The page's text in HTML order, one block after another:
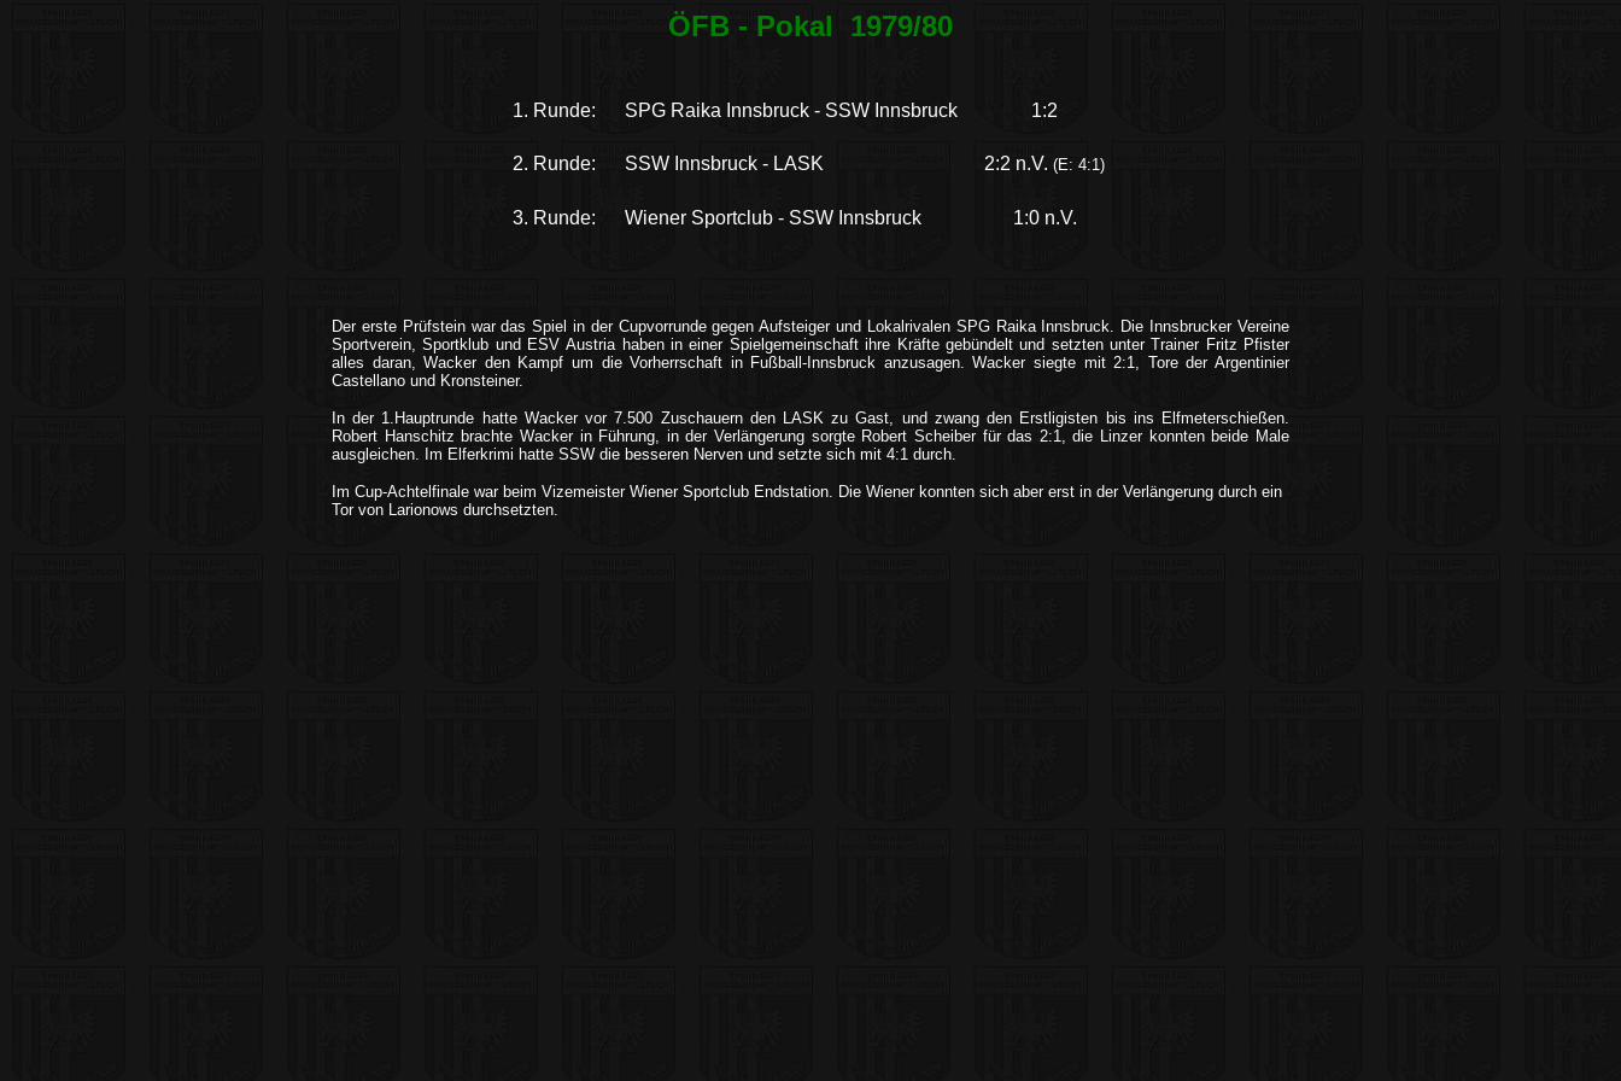
ÖFB - Pokal 1979/80
1. Runde: SPG Raika Innsbruck - SSW Innsbruck 1:2
2. Runde: SSW Innsbruck - LASK 2:2 n.V. (E: 4:1)
3. Runde: Wiener Sportclub - SSW Innsbruck 1:0 n.V.
Der erste Prüfstein war das Spiel in der Cupvorrunde gegen Aufsteiger und Lokalrivalen SPG Raika Innsbruck. Die Innsbrucker Vereine
Sportverein, Sportklub und ESV Austria haben in einer Spielgemeinschaft ihre Kräfte gebündelt und setzten unter Trainer Fritz Pfister
alles daran, Wacker den Kampf um die Vorherrschaft in Fußball-Innsbruck anzusagen. Wacker siegte mit 2:1, Tore der Argentinier
Castellano und Kronsteiner.
In der 1.Hauptrunde hatte Wacker vor 7.500 Zuschauern den LASK zu Gast, und zwang den Erstligisten bis ins Elfmeterschießen.
Robert Hanschitz brachte Wacker in Führung, in der Verlängerung sorgte Robert Scheiber für das 2:1, die Linzer konnten beide Male
ausgleichen. Im Elferkrimi hatte SSW die besseren Nerven und setzte sich mit 4:1 durch.
Im Cup-Achtelfinale war beim Vizemeister Wiener Sportclub Endstation. Die Wiener konnten sich aber erst in der Verlängerung durch ein
Tor von Larionows durchsetzten.